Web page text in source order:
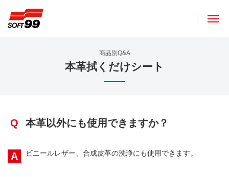
商品別Q&A
本革拭くだけシート
Q 本革以外にも使用できますか？
A ビニールレザー、合成皮革の洗浄にも使用できます。